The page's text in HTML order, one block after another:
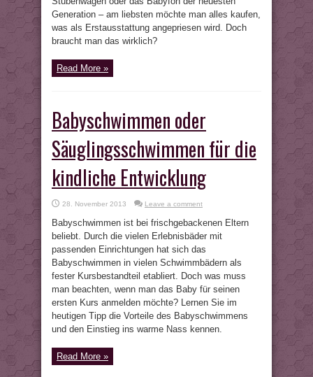
Generation – am liebsten möchte man alles kaufen,
was als Erstausstattung angepriesen wird. Doch
braucht man das wirklich?
Read More »
Babyschwimmen oder
Säuglingsschwimmen für die
kindliche Entwicklung
28. November 2013 Leave a comment
Babyschwimmen ist bei frischgebackenen Eltern
beliebt. Durch die vielen Erlebnisbäder mit
passenden Einrichtungen hat sich das
Babyschwimmen in vielen Schwimmbädern als
fester Kursbestandteil etabliert. Doch was muss
man beachten, wenn man das Baby für seinen
ersten Kurs anmelden möchte? Lernen Sie im
heutigen Tipp die Vorteile des Babyschwimmens
und den Einstieg ins warme Nass kennen.
Read More »